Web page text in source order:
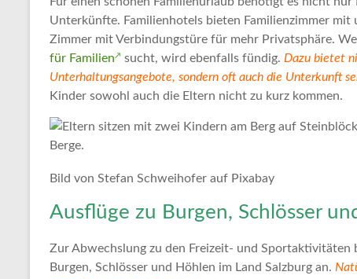
Thema
Reisen
Unterkünfte. Familienhotels bieten Familienzimmer
Zimmer mit Verbindungstüre für mehr Privatsphäre.
für Familien
sucht, wird ebenfalls fündig. Dazu bietet
Unterhaltungsangebote, sondern oft auch die Unterkunft
Kinder sowohl auch die Eltern nicht zu kurz kommen.
Bild von Stefan Schweihofer auf Pixabay
Ausflüge zu Burgen, Schlösser
Zur Abwechslung zu den Freizeit- und Sportaktivitäten
Burgen, Schlösser und Höhlen im Land Salzburg an.